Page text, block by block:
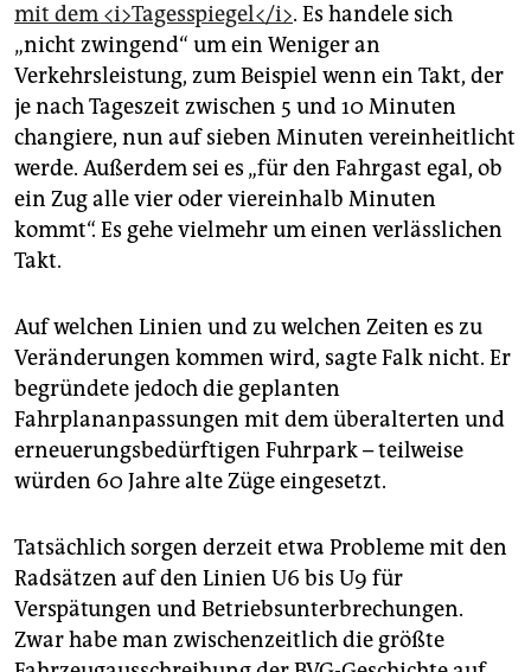
mit dem <i>Tagesspiegel</i>. Es handele sich
„nicht zwingend“ um ein Weniger an
Verkehrsleistung, zum Beispiel wenn ein Takt, der
je nach Tageszeit zwischen 5 und 10 Minuten
changiere, nun auf sieben Minuten vereinheitlicht
werde. Außerdem sei es „für den Fahrgast egal, ob
ein Zug alle vier oder viereinhalb Minuten
kommt“. Es gehe vielmehr um einen verlässlichen
Takt.
Auf welchen Linien und zu welchen Zeiten es zu
Veränderungen kommen wird, sagte Falk nicht. Er
begründete jedoch die geplanten
Fahrplananpassungen mit dem überalterten und
erneuerungsbedürftigen Fuhrpark – teilweise
würden 60 Jahre alte Züge eingesetzt.
Tatsächlich sorgen derzeit etwa Probleme mit den
Radsätzen auf den Linien U6 bis U9 für
Verspätungen und Betriebsunterbrechungen.
Zwar habe man zwischenzeitlich die größte